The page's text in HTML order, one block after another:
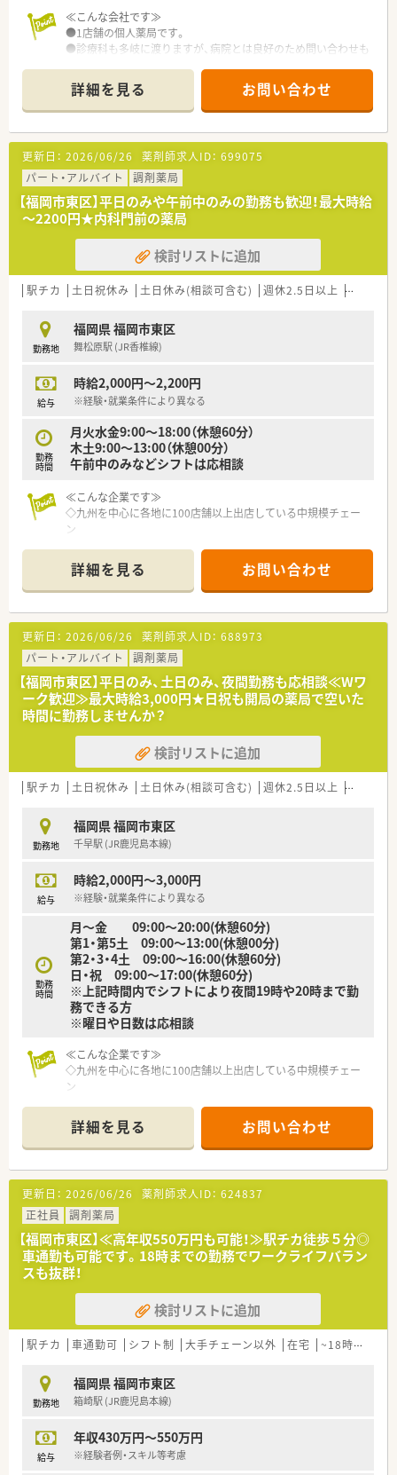
≪こんな会社です≫
●1店舗の個人薬局です。
●診療科も多岐に渡りますが、病院とは良好のため問い合わせも
●処方箋はそれほど多くありませんが、一包化が多いため常に薬
剤師3人になるような体制を組んでおります。
≪派遣でのお仕事とは≫
弊社の派遣社員としてご登録いただき、弊社の契約先で一定期
間お仕事をしていただくスタイルです。
≪こんな方は派遣就業がオススメ≫
●経験、スキルをいかして高収入ご希望の方
●勉強のために、いろいろな薬局で経験を積みたい方
●旅行等で定期的に連休を取りたい方
●転居の可能性があり、期間を区切って就業したい方
●正社員で希望に合った転職先が見つかるまで、収入を途切れさ
詳細を見る お問い合わせ
更新日： 2026/06/26 薬剤師求人ID： 699075
パート・アルバイト
調剤薬局
【福岡市東区】平日のみや午前中のみの勤務も歓迎！最大時給
～2200円★内科門前の薬局
検討リストに追加
駅チカ 土日祝休み 土日休み(相談可含む) 週休2.5日以上 週32h以
勤務地
福岡県 福岡市東区
舞松原駅 (JR香椎線)
給与
時給2,000円～2,200円
※経験・就業条件により異なる
勤務
時間
月火水金9:00～18:00（休憩60分）
木土9:00～13:00（休憩00分）
午前中のみなどシフトは応相談
≪こんな企業です≫
◇九州を中心に各地に100店舗以上出店している中規模チェー
ン
≪こんな薬局です≫
◇外科、小児科メインで在宅もございます。
◇事務の方もしっかりサポートしてくれます
◇ラウンダー社員の方もいるのでシフト調整も可
詳細を見る お問い合わせ
更新日： 2026/06/26 薬剤師求人ID： 688973
パート・アルバイト
調剤薬局
【福岡市東区】平日のみ、土日のみ、夜間勤務も応相談≪Wワ
ーク歓迎≫最大時給3,000円★日祝も開局の薬局で空いた
時間に勤務しませんか？
検討リストに追加
駅チカ 土日祝休み 土日休み(相談可含む) 週休2.5日以上 週32h以
勤務地
福岡県 福岡市東区
千早駅 (JR鹿児島本線)
給与
時給2,000円～3,000円
※経験・就業条件により異なる
勤務
時間
月～金 09:00～20:00(休憩60分)
第1・第5土 09:00～13:00(休憩00分)
第2・3・4土 09:00～16:00(休憩60分)
日・祝 09:00～17:00(休憩60分)
※上記時間内でシフトにより夜間19時や20時まで勤
務できる方
※曜日や日数は応相談
≪こんな企業です≫
◇九州を中心に各地に100店舗以上出店している中規模チェー
ン
≪こんな薬局です≫
◇整形外科、歯科メインで在宅なし、外来業務に専念できます。
◇一人薬剤師ですが事務の方がしっかりサポートしてくれます
◇ラウンダー社員の方もいるのでシフト調整も可
詳細を見る お問い合わせ
更新日： 2026/06/26 薬剤師求人ID： 624837
正社員
調剤薬局
【福岡市東区】≪高年収550万円も可能！≫駅チカ徒歩５分◎
車通勤も可能です。18時までの勤務でワークライフバラン
スも抜群！
検討リストに追加
駅チカ 車通勤可 シフト制 大手チェーン以外 在宅 ~18時までの職場
勤務地
福岡県 福岡市東区
箱崎駅 (JR鹿児島本線)
給与
年収430万円～550万円
※経験者例・スキル等考慮